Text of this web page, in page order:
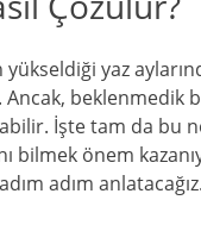
yükseldiği yaz
beklenmedik
İşte tam da bu
bilmek önem
adım anlatacağız.